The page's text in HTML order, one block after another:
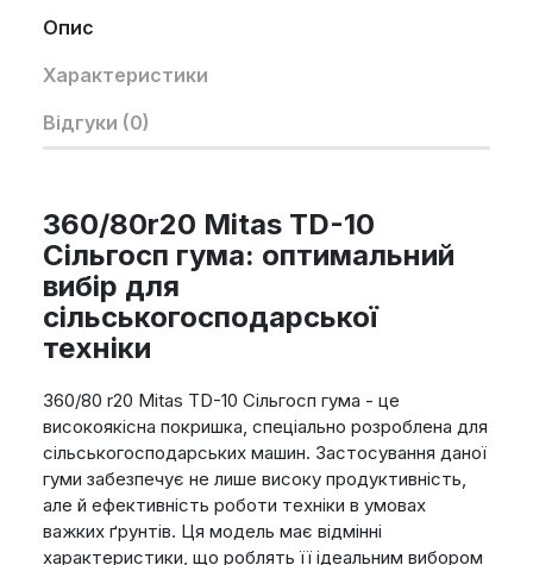
Опис
Характеристики
Відгуки (0)
360/80r20 Mitas TD-10
Сільгосп гума: оптимальний
вибір для
сільськогосподарської
техніки
360/80 r20 Mitas TD-10 Сільгосп гума - це
високоякісна покришка, спеціально розроблена для
сільськогосподарських машин. Застосування даної
гуми забезпечує не лише високу продуктивність,
але й ефективність роботи техніки в умовах
важких ґрунтів. Ця модель має відмінні
характеристики, що роблять її ідеальним вибором